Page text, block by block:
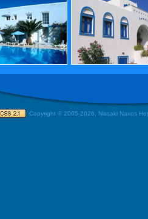
Copyright © 2005-2026, Nissaki Naxos